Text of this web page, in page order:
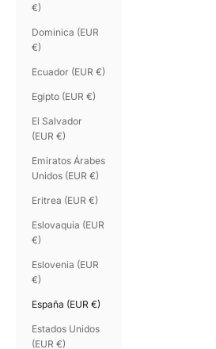
€)
Dominica (EUR
€)
Ecuador (EUR €)
Egipto (EUR €)
El Salvador
(EUR €)
Emiratos Árabes
Unidos (EUR €)
Eritrea (EUR €)
Eslovaquia (EUR
€)
Eslovenia (EUR
€)
España (EUR €)
Estados Unidos
(EUR €)